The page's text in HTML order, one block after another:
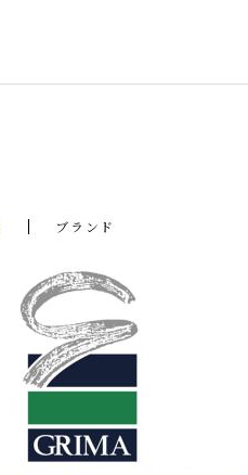
ブランド